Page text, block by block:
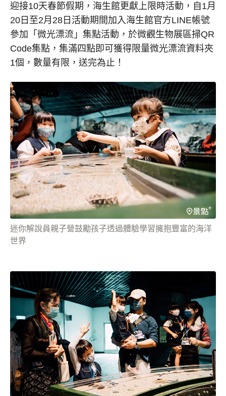
迎接10天春節假期，海生館更獻上限時活動，自1月
20日至2月28日活動期間加入海生館官方LINE帳號
參加「微光漂流」集點活動，於微觀生物展區掃QR
Code集點，集滿四點即可獲得限量微光漂流資料夾
1個，數量有限，送完為止！
迷你解說員親子營鼓勵孩子透過體驗學習擁抱豐富的海洋
世界